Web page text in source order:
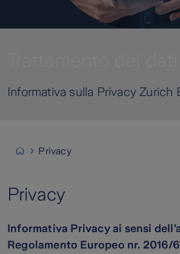
Informativa sulla Privacy Zurich
Privacy
Privacy
Informativa Privacy ai sensi
Regolamento Europeo nr. 2016/